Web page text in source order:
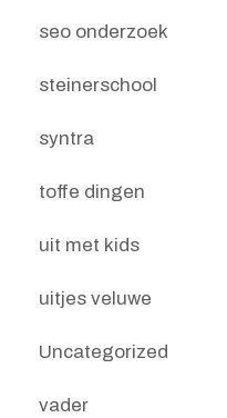
seo onderzoek
steinerschool
syntra
toffe dingen
uit met kids
uitjes veluwe
Uncategorized
vader